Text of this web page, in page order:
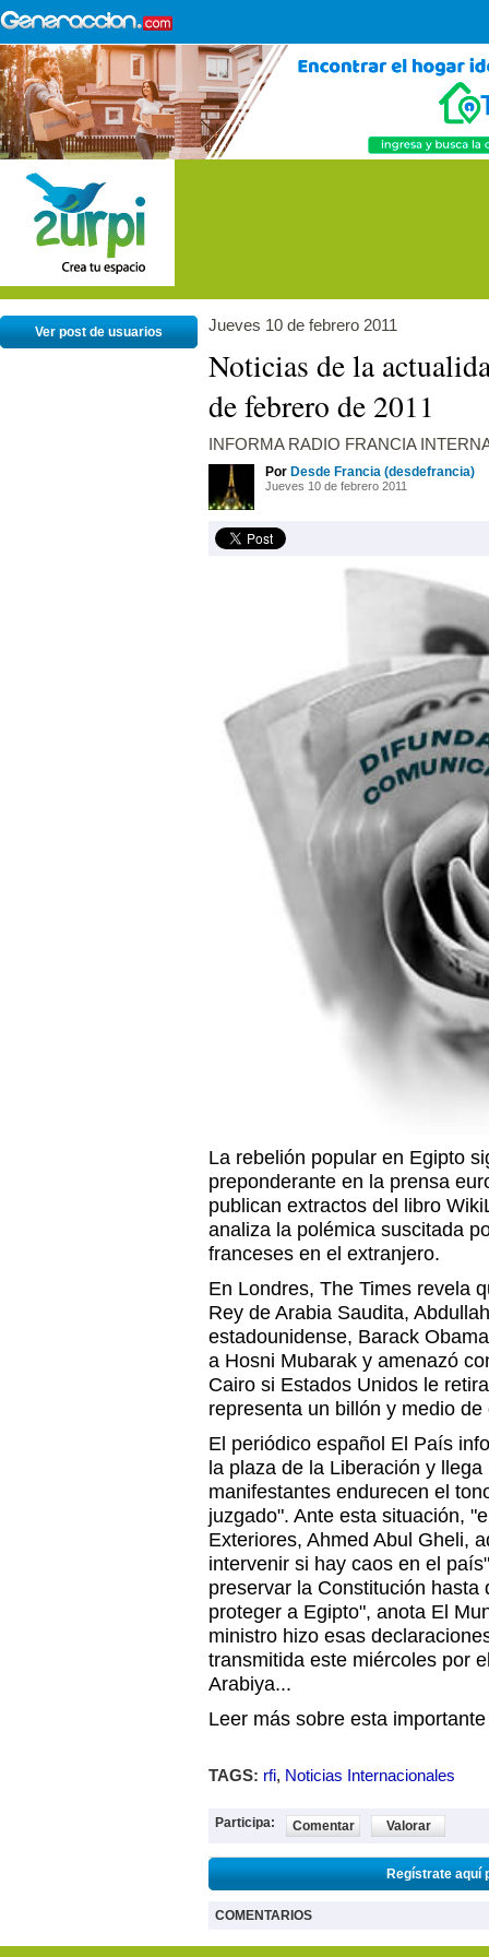
Ver post de usuarios Jueves 10 de febrero 2011
Noticias de la
de febrero de 2011
INFORMA RADIO FRANCIA
Por Desde Francia (desdefrancia)
Jueves 10 de febrero 2011
La rebelión popular en Egipto
preponderante en la prensa
publican extractos del libro
analiza la polémica suscitada
franceses en el extranjero.
En Londres, The Times revela
Rey de Arabia Saudita,
estadounidense, Barack
a Hosni Mubarak y amenazó
Cairo si Estados Unidos le
representa un billón y medio
El periódico español El País
la plaza de la Liberación y
manifestantes endurecen el
juzgado". Ante esta situación,
Exteriores, Ahmed Abul Gheli,
intervenir si hay caos en el
preservar la Constitución hasta
proteger a Egipto", anota El
ministro hizo esas
transmitida este miércoles por
Arabiya...
Leer más sobre esta
TAGS: rfi, Noticias Internacionales
Participa: Comentar Valorar
Regístrate aquí
COMENTARIOS